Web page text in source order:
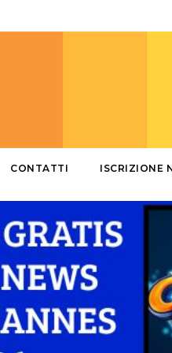
CONTATTI ISCRIZIONE